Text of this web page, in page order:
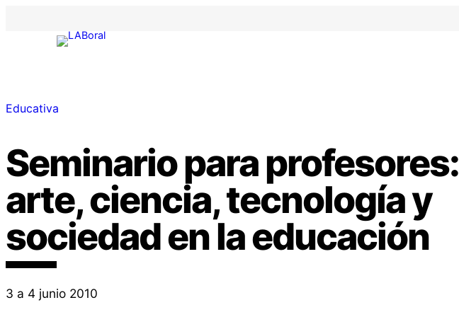
Educativa
Seminario para profesores:
arte, ciencia, tecnología y
sociedad en la educación
3 a 4 junio 2010